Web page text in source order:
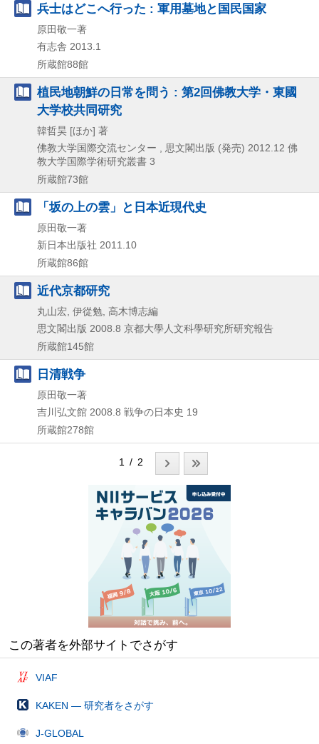
兵士はどこへ行った : 軍用墓地と国民国家
原田敬一著
有志舎 2013.1
所蔵館88館
植民地朝鮮の日常を問う : 第2回佛教大学・東國
大学校共同研究
韓哲昊 [ほか] 著
佛教大学国際交流センター , 思文閣出版 (発売) 2012.12 佛
教大学国際学術研究叢書 3
所蔵館73館
「坂の上の雲」と日本近現代史
原田敬一著
新日本出版社 2011.10
所蔵館86館
近代京都研究
丸山宏, 伊從勉, 高木博志編
思文閣出版 2008.8 京都大學人文科學研究所研究報告
所蔵館145館
日清戦争
原田敬一著
吉川弘文館 2008.8 戦争の日本史 19
所蔵館278館
1 / 2
この著者を外部サイトでさがす
VIAF
KAKEN — 研究者をさがす
J-GLOBAL